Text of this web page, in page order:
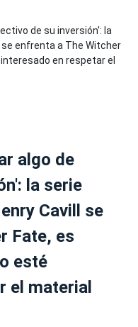
algo de
la serie
Cavill se
Fate, es
esté
el material